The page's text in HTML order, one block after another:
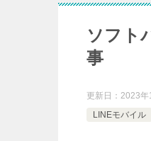
ソフト
事
更新日： 2023年
LINEモバイル